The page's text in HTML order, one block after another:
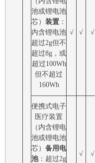
池或锂电池
芯） 装置 ：
内含锂电池
超过2g但不
超过8g，或
超过100Wh
但不超过
160Wh
√ √ √
便携式电子
医疗装置
（内含锂电
池或锂电池
芯） 备用电
池：超过2g
√ √